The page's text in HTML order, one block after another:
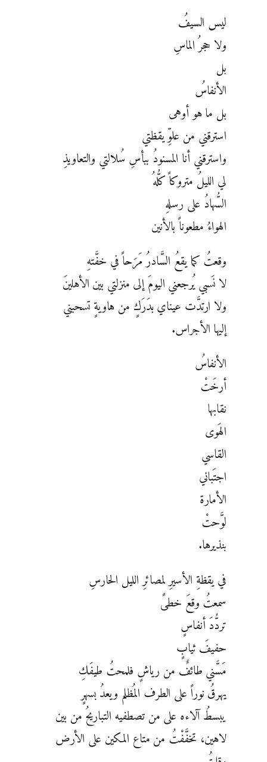
ليس السيفُ
ولا حجرُ الماسِ
بل
الأنفاسُ
بل ما هو أوهى
استرقني من علوِّ يقظتي
واسترقني أنا المسنودُ ببأسِ سُلالتي والتعاويذِ
لي الليلُ متروكاً كلُّهُ
السُّهادُ على رسلهِ
الهواءُ مطعوناً بالأنين
وقعتُ كما يقعُ السَّادرُ مَرَحاً في خفَّتهِ
لا نَسبي يُرجعني اليومَ إلى منزلتي بين الأهلينَ
ولا ارتدَّت عيناي بدَرَكٍ من هاويةٍ تسحبني
إليها الأجراس.
الأنفاسُ
أرخَتْ
نقابها
الهَوى
القاسي
اجتَباني
الأمارة
لوَّحتْ
بنذيرها.
في يقظةِ الأسيرِ لمصائرِ الليل الحارسِ
سمعتُ وقعَ خطىً
تردُّدَ أنفاسٍ
حفيفَ ثيابٍ
مَسَّني طائفٌ من رياشٍ فلمحتُ طيفَكِ
يهرقُ نوراً على الطرف المُظلم ويعدُ بسهرٍ
يبسطُ آلاءه على من تصطفيه التباريحُ من بين
لاهين، تخفَّفْتُ من متاع المكين على الأرض